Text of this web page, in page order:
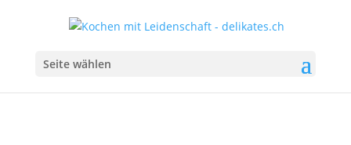
Seite wählen